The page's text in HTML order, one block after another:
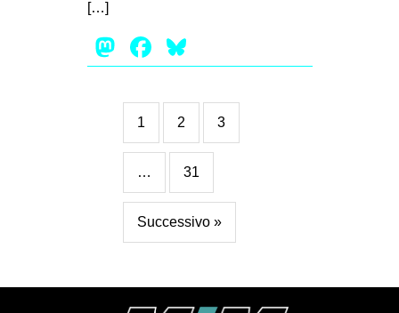
[…]
Mastodon
Facebook
1 2 3
… 31
Successivo »